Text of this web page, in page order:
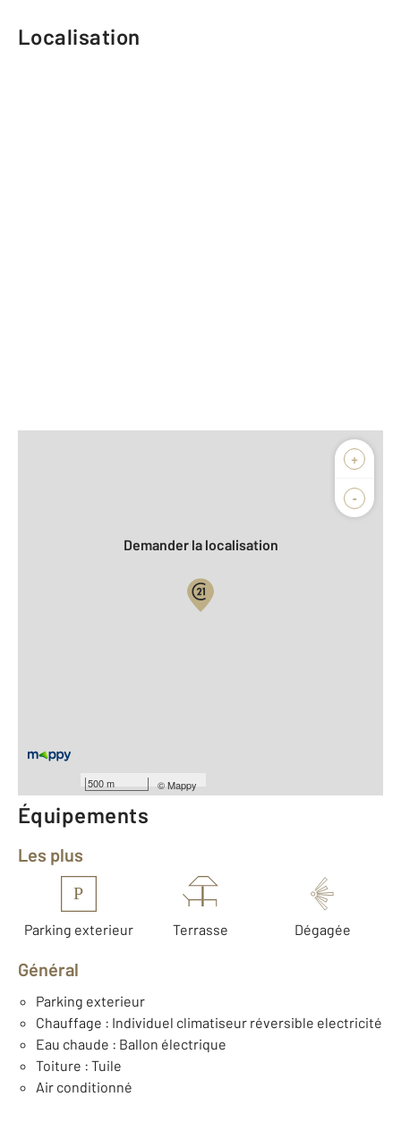
Localisation
+
-
500 m ©Mappy
Biens vendus
Demander la localisation
Année construction : 2025
Équipements
Les plus
P
Parking exterieur Terrasse Dégagée
Général
Parking exterieur
Chauffage : Individuel climatiseur réversible electricité
Eau chaude : Ballon électrique
Toiture : Tuile
Air conditionné